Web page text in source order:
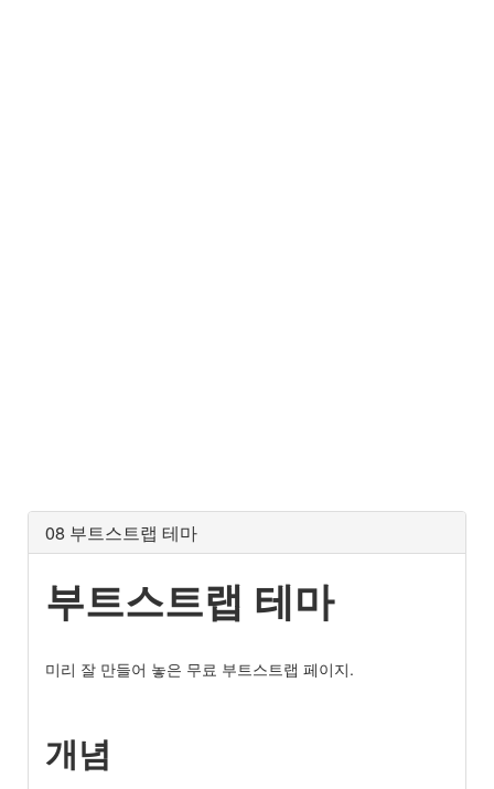
08 부트스트랩 테마
부트스트랩 테마
미리 잘 만들어 놓은 무료 부트스트랩 페이지.
개념